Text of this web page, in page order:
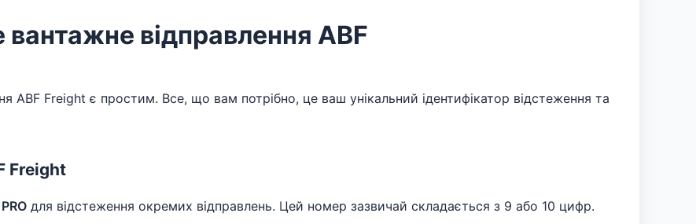
відправлення ABF
ABF Freight є простим. Все, що вам потрібно, це ваш унікальний ідентифікатор відстеження та
Freight
для відстеження окремих відправлень. Цей номер зазвичай складається з 9 або 10 цифр.